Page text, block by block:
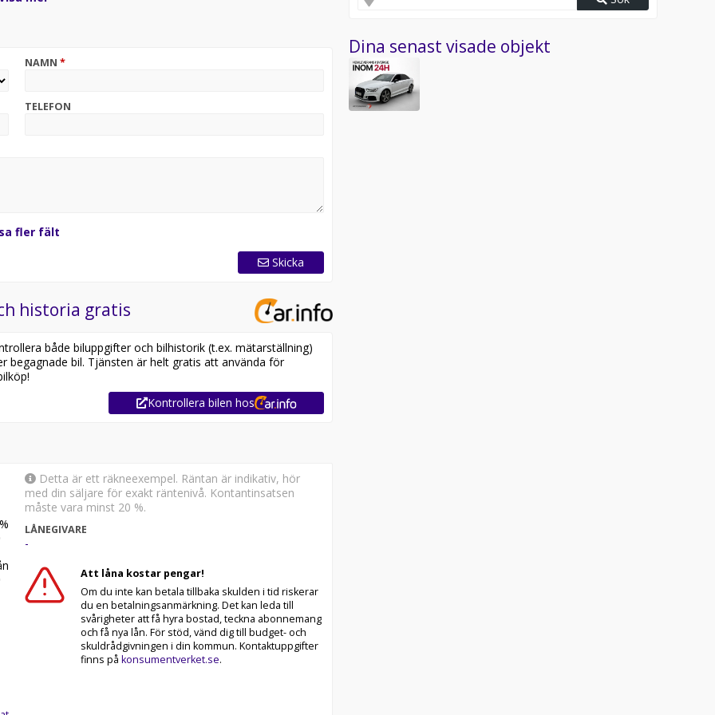
att bilen finns i butiken, då den kan vara placerad
för
Differential)
Vi tar även hand om ditt inbyte. Vill du se mer?
NAMN *
TELEFON
fler fält
Skicka
historia gratis
både biluppgifter och bilhistorik (t.ex. mätarställning)
begagnade bil. Tjänsten är helt gratis att använda för
Kontrollera bilen hos
%
Detta är ett räkneexempel. Räntan är indikativ, hör
med din säljare för exakt räntenivå. Kontantinsatsen
måste vara minst 20 %.
LÅNEGIVARE
-
Att låna kostar pengar!
Om du inte kan betala tillbaka skulden i tid riskerar
du en betalningsanmärkning. Det kan leda till
svårigheter att få hyra bostad, teckna abonnemang
och få nya lån. För stöd, vänd dig till budget- och
skuldrådgivningen i din kommun. Kontaktuppgifter
finns på konsumentverket.se.
Dina senast visade objekt